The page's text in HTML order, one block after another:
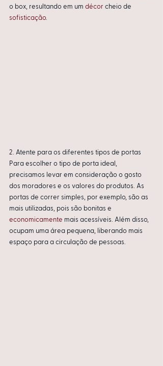
o box, resultando em um décor cheio de
sofisticação.
2. Atente para os diferentes tipos de portas
Para escolher o tipo de porta ideal,
precisamos levar em consideração o gosto
dos moradores e os valores do produtos. As
portas de correr simples, por exemplo, são as
mais utilizadas, pois são bonitas e
economicamente mais acessíveis. Além disso,
ocupam uma área pequena, liberando mais
espaço para a circulação de pessoas.